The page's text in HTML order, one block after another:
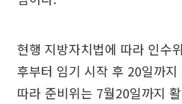
현행 지방자치법에 따라 인수
후부터 임기 시작 후 20일까
따라 준비위는 7월20일까지